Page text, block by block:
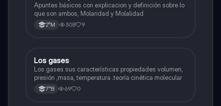
Apuntes básicos con explicacion y definición sobre lo
que son ambos, Molaridad y Molalidad
2°M 308 9
Química
Los gases
Los gases sus características propiedades volumen,
presión ,masa, temperatura .teoría cinética molecular
7°B 69 0